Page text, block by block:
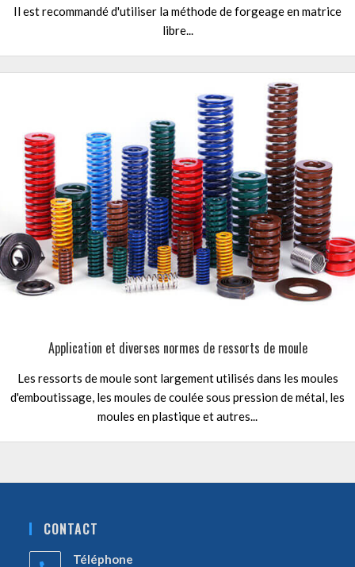
Il est recommandé d'utiliser la méthode de forgeage en matrice
libre...
Application et diverses normes de ressorts de moule
Les ressorts de moule sont largement utilisés dans les moules
d'emboutissage, les moules de coulée sous pression de métal, les
moules en plastique et autres...
CONTACT
Téléphone